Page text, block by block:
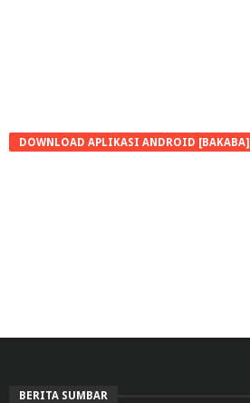
DOWNLOAD APLIKASI ANDROID [BAKABA]
BERITA SUMBAR